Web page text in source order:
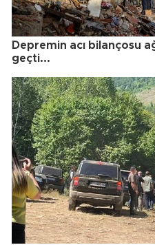
Depremin acı bilançosu
geçti...